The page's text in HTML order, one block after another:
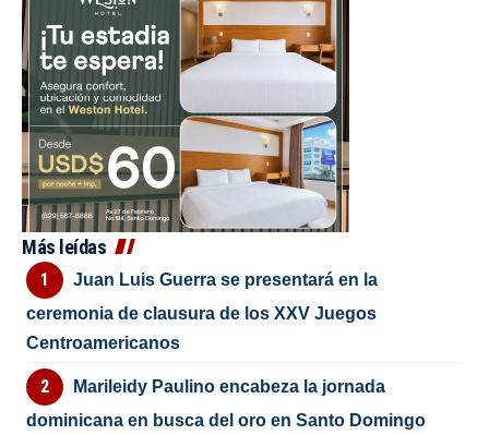
Más leídas
Juan Luis Guerra se presentará en la
ceremonia de clausura de los XXV Juegos
Centroamericanos
Marileidy Paulino encabeza la jornada
dominicana en busca del oro en Santo Domingo